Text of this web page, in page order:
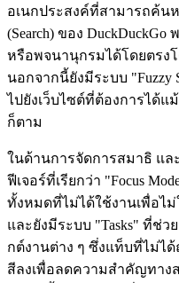
อเนกประสงค์ที่สามารถค้
(Search) ของ
หรือพจนานุกรมได้โดยตรง
นอกจากนี้ยังมีระบบ "Fuzzy
ไปยังเว็บไซต์ที่ต้องการได้
ก็ตาม
ในด้านการจัดการสมาธิ แล
ฟีเจอร์ที่เรียกว่า "Focus
ทั้งหมดที่ไม่ได้ใช้งานเพื่อไ
และยังมีระบบ "Tasks" ที่ช่
กต์งานต่าง ๆ ซึ่งแท็บที่ไม่ได้
สีลงเพื่อลดความสำคัญทาง